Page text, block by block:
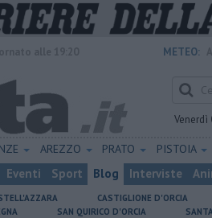
METEO:
Venerdì
AREZZO PRATO PISTOIA
Eventi Sport Blog Interviste
CASTIGLIONE D'ORCIA
SAN QUIRICO D'ORCIA